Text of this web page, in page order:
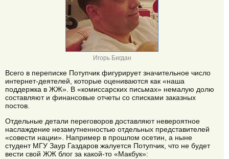
Игорь Бигдан
Всего в переписке Потупчик фигурирует значительное число
интернет-деятелей, которые оцениваются как «наша
поддержка в ЖЖ». В «комиссарских письмах» немалую долю
составляют и финансовые отчеты со списками заказных
постов.
Отдельные детали переговоров доставляют невероятное
наслаждение незамутненностью отдельных представителей
«совести нации». Например в прошлом осетин, а ныне
студент МГУ Заур Газдаров жалуется Потупчик, что не будет
вести свой ЖЖ блог за какой-то «Макбук»: